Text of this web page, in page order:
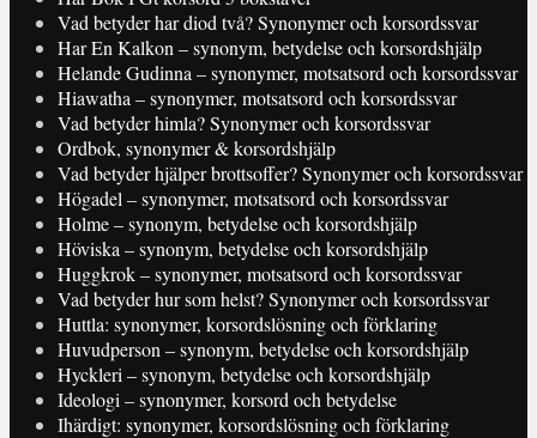
Vad betyder har diod två? Synonymer och korsordssvar
Har En Kalkon – synonym, betydelse och korsordshjälp
Helande Gudinna – synonymer, motsatsord och korsordssvar
Hiawatha – synonymer, motsatsord och korsordssvar
Vad betyder himla? Synonymer och korsordssvar
Ordbok, synonymer & korsordshjälp
Vad betyder hjälper brottsoffer? Synonymer och korsordssvar
Högadel – synonymer, motsatsord och korsordssvar
Holme – synonym, betydelse och korsordshjälp
Höviska – synonym, betydelse och korsordshjälp
Huggkrok – synonymer, motsatsord och korsordssvar
Vad betyder hur som helst? Synonymer och korsordssvar
Huttla: synonymer, korsordslösning och förklaring
Huvudperson – synonym, betydelse och korsordshjälp
Hyckleri – synonym, betydelse och korsordshjälp
Ideologi – synonymer, korsord och betydelse
Ihärdigt: synonymer, korsordslösning och förklaring